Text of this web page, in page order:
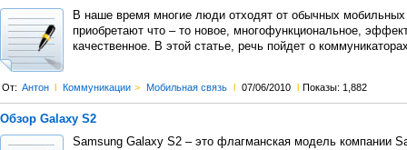
В наше время многие люди отходят от обычных
приобретают что – то новое, многофункциональное,
качественное. В этой статье, речь пойдет о
От: Антон l Коммуникации > Мобильная связь l 07/06/2010 l Показы: 1,882
Обзор Galaxy S2
Samsung Galaxy S2 – это флагманская модель компании